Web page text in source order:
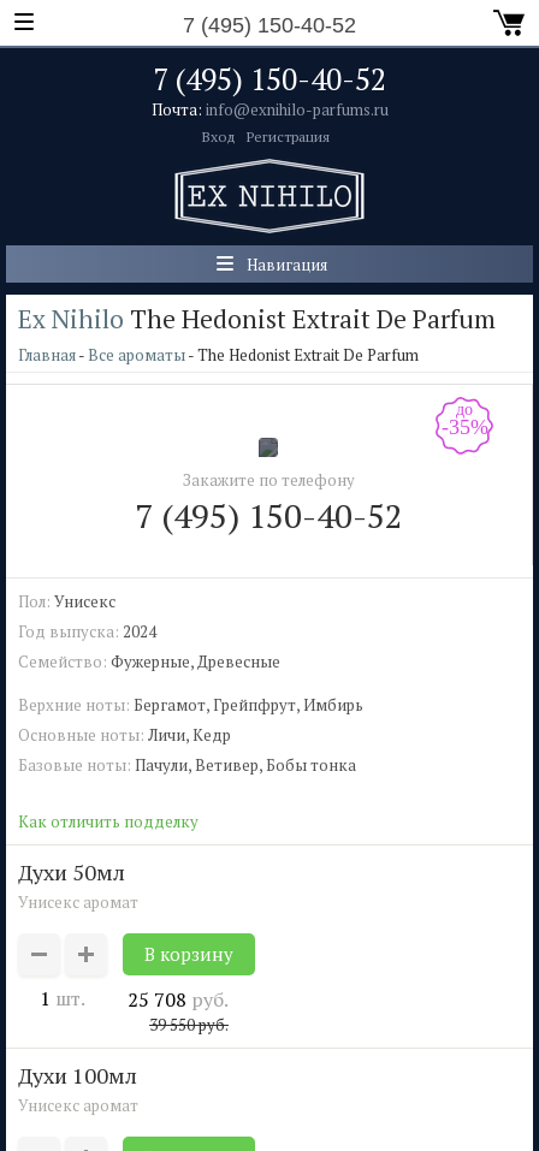
7 (495) 150-40-52
7 (495) 150-40-52
Почта: info@exnihilo-parfums.ru
Вход Регистрация
Навигация
Ex Nihilo The Hedonist Extrait De Parfum
Главная- Все ароматы- The Hedonist Extrait De Parfum
до
-35%
Закажите по телефону
7 (495) 150-40-52
Как отличить подделку
Пол: Унисекс
Год выпуска: 2024
Семейство: Фужерные, Древесные
Верхние ноты: Бергамот, Грейпфрут, Имбирь
Основные ноты: Личи, Кедр
Базовые ноты: Пачули, Ветивер, Бобы тонка
духи 50мл
Унисекс аромат
1 шт. 25 708 руб.
39 550руб.
духи 100мл
Унисекс аромат